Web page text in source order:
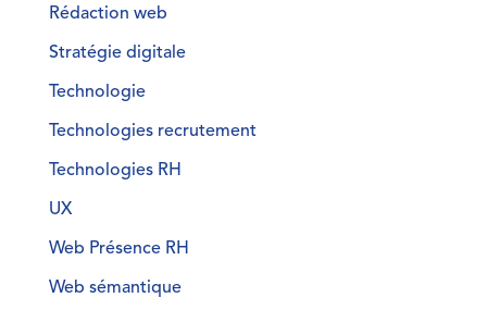
Rédaction web
Stratégie digitale
Technologie
Technologies recrutement
Technologies RH
UX
Web Présence RH
Web sémantique